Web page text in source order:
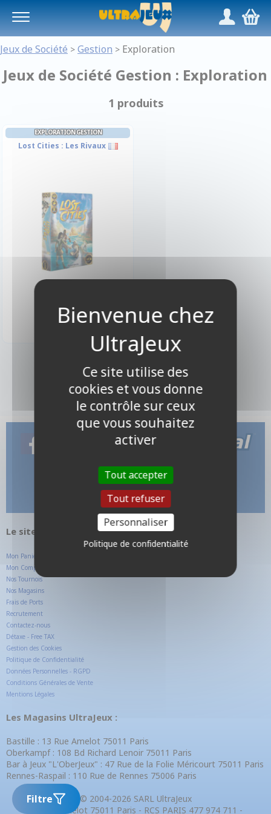
/,
Jeux de Société > Gestion > Exploration
Jeux de Société Gestion : Exploration
1 produits
Filtre
EXPLORATION GESTION
Lost Cities : Les Rivaux
Disponible
1 produits
Le site internet UltraJeux.com
Mon Panier
Mon Compte Client
Nos Tournois
Nos Magasins
Frais de Ports
Recrutement
Contactez-nous
Détaxe - Free TAX
Gestion des Cookies
Politique de Confidentialité
Données Personnelles - RGPD
Conditions Générales de Vente
Mentions Légales
Les Magasins UltraJeux :
Bastille : 13 Rue Amelot 75011 Paris
Oberkampf : 108 Bd Richard Lenoir 75011 Paris
Bar à Jeux "L'OberJeux" : 47 Rue de la Folie Méricourt 75011 Paris
Rennes-Raspail : 110 Rue de Rennes 75006 Paris
© 2004-2026 SARL UltraJeux
13 Rue Amelot 75011 Paris - RCS PARIS 477 974 711 -
Ce site utilise des
cookies et vous donne
le contrôle sur ceux
que vous souhaitez
activer
Tout accepter
Tout refuser
Personnaliser
Politique de confidentialité